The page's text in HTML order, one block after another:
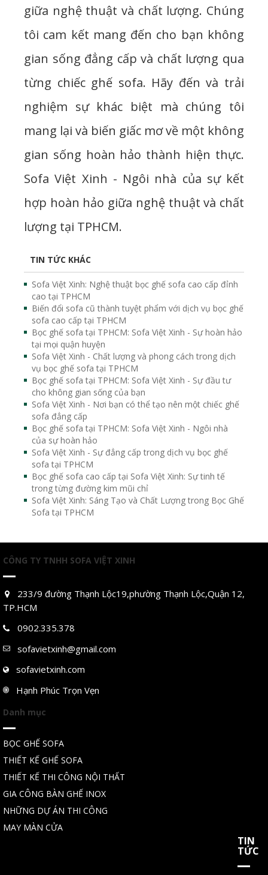
giữa nghệ thuật và chất lượng. Chúng
tôi cam kết mang đến cho bạn không
gian sống đẳng cấp và chất lượng qua
từng chiếc ghế sofa. Hãy đến và trải
nghiệm sự khác biệt mà chúng tôi
mang lại và biến giấc mơ về một không
gian sống hoàn hảo thành hiện thực.
Sofa Việt Xinh - Ngôi nhà của sự kết
hợp hoàn hảo giữa nghệ thuật và chất
lượng tại TPHCM.
TIN TỨC KHÁC
Sofa Việt Xinh: Nghệ thuật bọc ghế sofa cao cấp đỉnh
cao tại TPHCM
Biến đổi sofa cũ thành tuyệt phẩm với dịch vụ bọc ghế
sofa cao cấp tại TPHCM
Bọc ghế sofa tại TPHCM: Sofa Việt Xinh - Sự hoàn hảo
tại mọi quận huyện
Sofa Việt Xinh - Chất lượng và phong cách trong dịch
vụ bọc ghế sofa tại TPHCM
Bọc ghế sofa tại TPHCM: Sofa Việt Xinh - Sự đầu tư
cho không gian sống của bạn
Sofa Việt Xinh - Nơi bạn có thể tạo nên một chiếc ghế
sofa đẳng cấp
Bọc ghế sofa tại TPHCM: Sofa Việt Xinh - Ngôi nhà
của sự hoàn hảo
Sofa Việt Xinh - Sự đẳng cấp trong dịch vụ bọc ghế
sofa tại TPHCM
Bọc ghế sofa cao cấp tại Sofa Việt Xinh: Sự tinh tế
trong từng đường kim mũi chỉ
Sofa Việt Xinh: Sáng Tạo và Chất Lượng trong Bọc Ghế
Sofa tại TPHCM
CÔNG TY TNHH SOFA VIỆT XINH
233/9 đường Thạnh Lộc19,phường Thạnh Lộc,Quận 12,
TP.HCM
0902.335.378
sofavietxinh@gmail.com
sofavietxinh.com
Hạnh Phúc Trọn Vẹn
Danh mục
BỌC GHẾ SOFA
THIẾT KẾ GHẾ SOFA
THIẾT KẾ THI CÔNG NỘI THẤT
GIA CÔNG BÀN GHẾ INOX
NHỮNG DỰ ÁN THI CÔNG
MAY MÀN CỬA
TIN
TỨC